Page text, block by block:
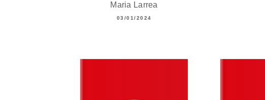
Maria Larrea
03/01/2024